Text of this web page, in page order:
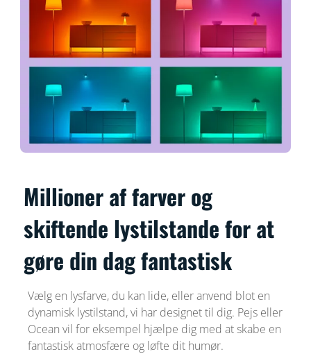
Millioner af farver og
skiftende lystilstande for at
gøre din dag fantastisk
Vælg en lysfarve, du kan lide, eller anvend blot en
dynamisk lystilstand, vi har designet til dig. Pejs eller
Ocean vil for eksempel hjælpe dig med at skabe en
fantastisk atmosfære og løfte dit humør.